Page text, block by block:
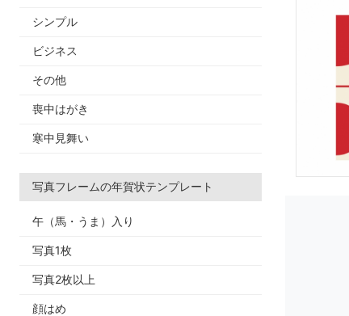
シンプル
ビジネス
その他
喪中はがき
寒中見舞い
写真フレームの年賀状テンプレート
午（馬・うま）入り
写真1枚
写真2枚以上
顔はめ